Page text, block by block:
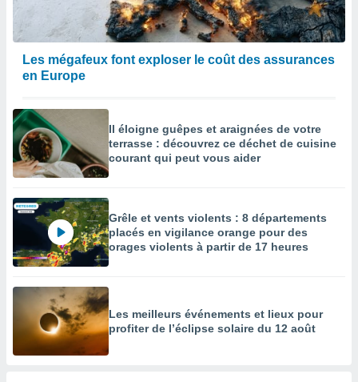
Les mégafeux font exploser le coût des assurances
en Europe
Il éloigne guêpes et araignées de votre
terrasse : découvrez ce déchet de cuisine
courant qui peut vous aider
Grêle et vents violents : 8 départements
placés en vigilance orange pour des
orages violents à partir de 17 heures
Les meilleurs événements et lieux pour
profiter de l’éclipse solaire du 12 août